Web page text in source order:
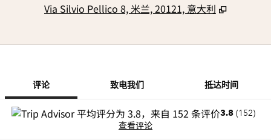
Via Silvio Pellico 8, 米兰, 20121, 意大利 ,
评论 致电我们 抵达时间
3.8 (152)
查看评论